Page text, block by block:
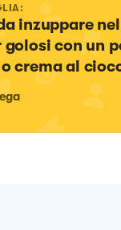
inzuppare
con un
crema al